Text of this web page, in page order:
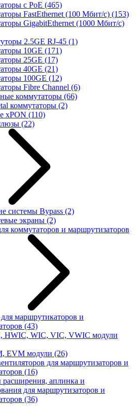
с PoE (465)
FastEthernet (100 Мбит/с) (153)
GigabitEthernet (1000 Мбит/с)
2.5GE RJ-45 (1)
10GE (171)
25GE (17)
40GE (21)
100GE (12)
Fibre Channel (6)
коммутаторы (66)
коммутаторы (2)
xPON (110)
(22)
системы Bypass (2)
экраны (2)
коммутаторов и маршрутизаторов
маршрутикаторов и
(43)
HWIC, WIC, VIC, VWIC модули
EVM модули (26)
для маршрутизаторов и
(16)
аплинка и
для маршрутизаторов и
(36)